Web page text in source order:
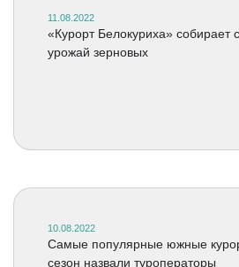
11.08.2022
«Курорт Белокуриха» собирает
урожай зерновых
10.08.2022
Самые популярные южные
сезон назвали туроператоры